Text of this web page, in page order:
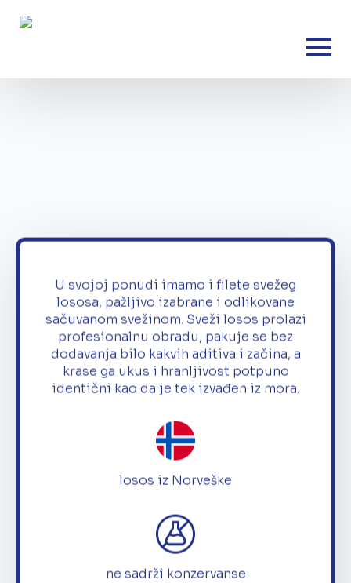
U svojoj ponudi imamo i filete svežeg
lososa, pažljivo izabrane i odlikovane
sačuvanom svežinom. Sveži losos prolazi
profesionalnu obradu, pakuje se bez
dodavanja bilo kakvih aditiva i začina, a
krase ga ukus i hranljivost potpuno
identični kao da je tek izvađen iz mora.
losos iz Norveške
ne sadrži konzervanse